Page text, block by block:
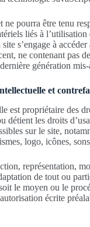
ne pourra être tenu
liés à
s’engage à
ne contenant pas
génération
et
est propriétaire des
détient les droits
sur le site,
logo, icônes,
représentation,
de tout ou
le moyen ou le
écrite